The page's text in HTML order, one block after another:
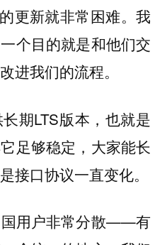
更新就非常困难。我
个目的就是和他们交
进我们的流程。
期LTS版本，也就是
足够稳定，大家能长
接口协议一直变化。
国用户非常分散——有